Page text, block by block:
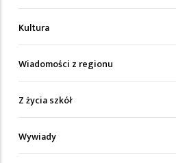
Kultura
Wiadomości z regionu
Z życia szkół
Wywiady